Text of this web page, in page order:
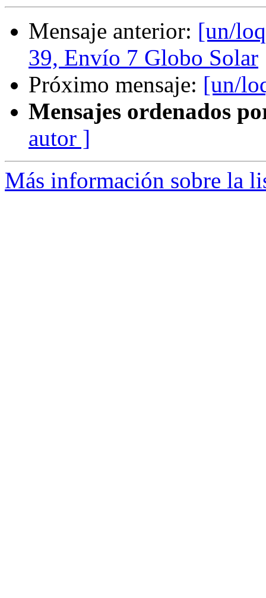
Mensaje anterior: [un/
39, Envío 7 Globo Solar
Próximo mensaje: [un/
Mensajes ordenados
autor ]
Más información sobre la